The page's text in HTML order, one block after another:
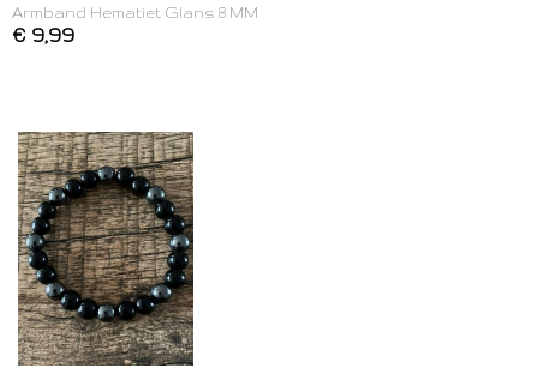
Armband Hematiet Glans 8 MM
€ 9,99